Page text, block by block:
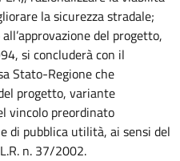
la sicurezza stradale;
del progetto,
si concluderà con il
Stato-Regione che
progetto, variante
vincolo preordinato
di pubblica utilità, ai sensi del
n. 37/2002.